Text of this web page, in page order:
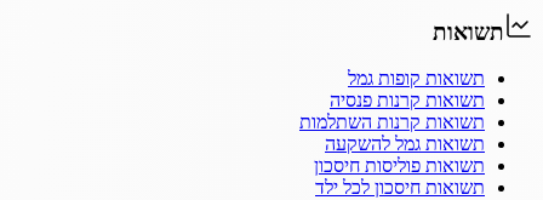
תשואות
תשואות קופות גמל
תשואות קרנות פנסיה
תשואות קרנות השתלמות
תשואות גמל להשקעה
תשואות פוליסות חיסכון
תשואות חיסכון לכל ילד